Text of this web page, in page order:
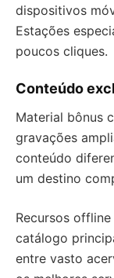
dispositivos
Estações
poucos cliques.
Conteúdo
Material bônus
gravações
conteúdo
um destino
Recursos
catálogo
entre vasto